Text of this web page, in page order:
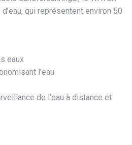
qui représentent environ 50
eaux
l’eau
de l’eau à distance et